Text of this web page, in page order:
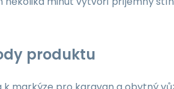
produktu